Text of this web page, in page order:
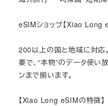
eSIMショップ【Xiao Long
200以上の国と地域に対応
要で、“本物”のデータ使い
ンまで揃います。
【Xiao Long eSIMの特徴】